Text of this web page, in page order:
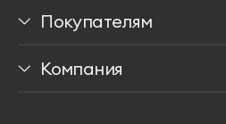
Столы
Покупателям
Доставка
Компания